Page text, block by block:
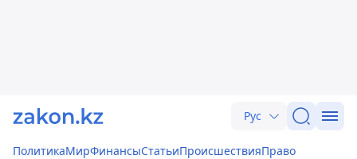
Рус
ПолитикаМирФинансыСтатьиПроисшествияПраво